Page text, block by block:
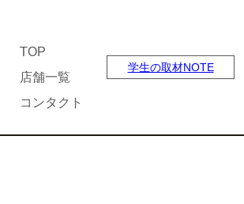
TOP
店舗一覧
コンタクト
学生の取材NOTE